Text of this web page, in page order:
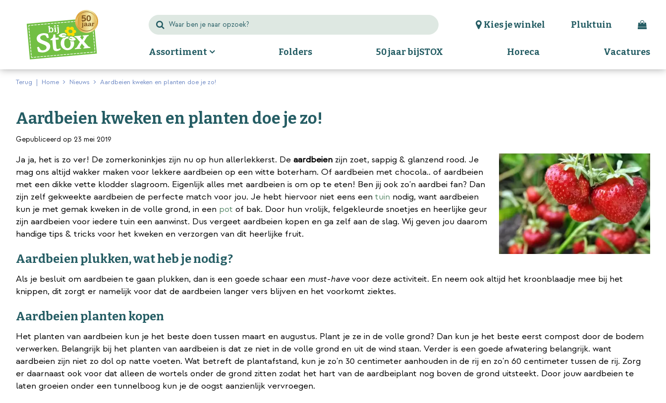
content
Terug Home Nieuws Aardbeien kweken en planten doe je zo!
Kies je winkel Pluktuin
Assortiment Folders 50 jaar bijSTOX Horeca Vacatures
Aardbeien kweken en planten doe je zo!
Gepubliceerd op 23 mei 2019
Ja ja, het is zo ver! De zomerkoninkjes zijn nu op hun allerlekkerst. De aardbeien zijn zoet, sappig & glanzend rood. Je
mag ons altijd wakker maken voor lekkere aardbeien op een witte boterham. Of aardbeien met chocola.. of aardbeien
met een dikke vette klodder slagroom. Eigenlijk alles met aardbeien is om op te eten! Ben jij ook zo'n aardbei fan? Dan
zijn zelf gekweekte aardbeien de perfecte match voor jou. Je hebt hiervoor niet eens een tuin nodig, want aardbeien
kun je met gemak kweken in de volle grond, in een pot of bak. Door hun vrolijk, felgekleurde snoetjes en heerlijke geur
zijn aardbeien voor iedere tuin een aanwinst. Dus vergeet aardbeien kopen en ga zelf aan de slag. Wij geven jou daarom
handige tips & tricks voor het kweken en verzorgen van dit heerlijke fruit.
Aardbeien plukken, wat heb je nodig?
Als je besluit om aardbeien te gaan plukken, dan is een goede schaar een must-have voor deze activiteit. En neem ook altijd het kroonblaadje mee bij het
knippen, dit zorgt er namelijk voor dat de aardbeien langer vers blijven en het voorkomt ziektes.
Aardbeien planten kopen
Het planten van aardbeien kun je het beste doen tussen maart en augustus. Plant je ze in de volle grond? Dan kun je het beste eerst compost door de bodem
verwerken. Belangrijk bij het planten van aardbeien is dat ze niet in de volle grond en uit de wind staan. Verder is een goede afwatering belangrijk. want
aardbeien zijn niet zo dol op natte voeten. Wat betreft de plantafstand, kun je zo'n 30 centimeter aanhouden in de rij en zo'n 60 centimeter tussen de rij. Zorg
er daarnaast ook voor dat alleen de wortels onder de grond zitten zodat het hart van de aardbeiplant nog boven de grond uitsteekt. Door jouw aardbeien te
laten groeien onder een tunnelboog kun je de oogst aanzienlijk vervroegen.